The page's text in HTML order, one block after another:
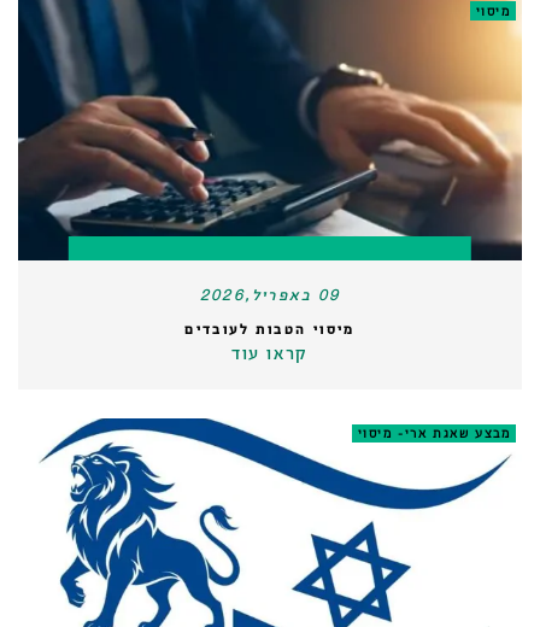
מיסוי
09 באפריל,2026
מיסוי הטבות לעובדים
קראו עוד
מבצע שאגת ארי- מיסוי